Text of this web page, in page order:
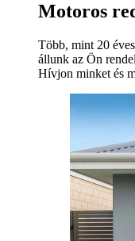
Motoros
Több, mint 20
állunk az Ön
Hívjon minket és